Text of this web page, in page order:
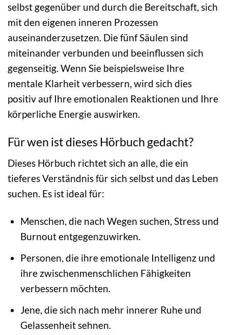
selbst gegenüber und durch die Bereitschaft, sich
mit den eigenen inneren Prozessen
auseinanderzusetzen. Die fünf Säulen sind
miteinander verbunden und beeinflussen sich
gegenseitig. Wenn Sie beispielsweise Ihre
mentale Klarheit verbessern, wird sich dies
positiv auf Ihre emotionalen Reaktionen und Ihre
körperliche Energie auswirken.
Für wen ist dieses Hörbuch gedacht?
Dieses Hörbuch richtet sich an alle, die ein
tieferes Verständnis für sich selbst und das Leben
suchen. Es ist ideal für:
Menschen, die nach Wegen suchen, Stress und
Burnout entgegenzuwirken.
Personen, die ihre emotionale Intelligenz und
ihre zwischenmenschlichen Fähigkeiten
verbessern möchten.
Jene, die sich nach mehr innerer Ruhe und
Gelassenheit sehnen.